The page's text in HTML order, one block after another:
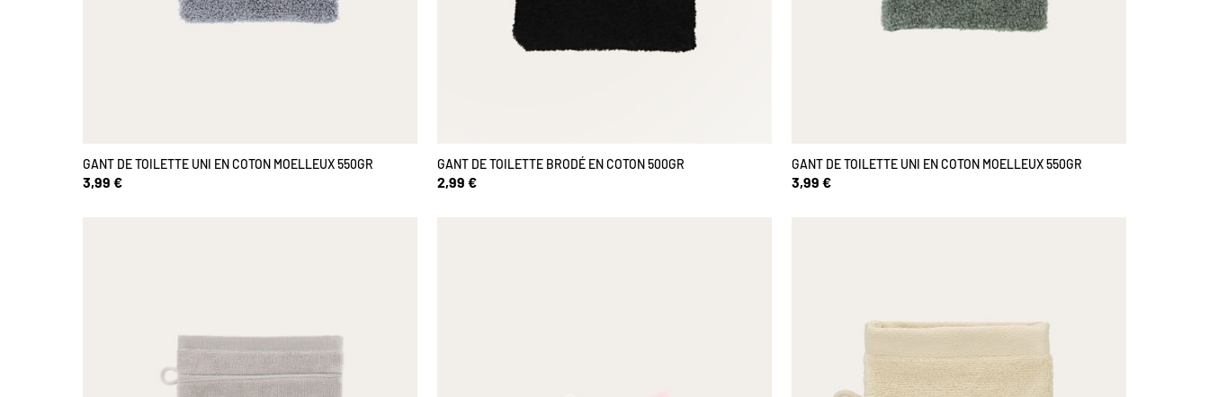
GANT DE TOILETTE UNI EN COTON MOELLEUX 550GR
3,99 €
GANT DE TOILETTE BRODÉ EN COTON 500GR
2,99 €
GANT DE TOILETTE UNI EN COTON MOELLEUX 550GR
3,99 €